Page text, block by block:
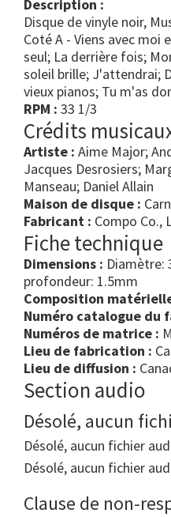
Description :
Disque de vinyle noir,
Coté A - Viens avec moi
seul; La derrière fois;
soleil brille; J'attendrai;
vieux pianos; Tu m'as
RPM : 33 1/3
Crédits
Artiste : Aime Major;
Jacques Desrosiers;
Manseau; Daniel Allain
Maison de disque :
Fabricant : Compo Co.,
Fiche technique
Dimensions : Diamètre:
profondeur: 1.5mm
Composition
Numéro catalogue du
Numéros de matrice :
Lieu de fabrication :
Lieu de diffusion :
Section audio
Désolé, aucun
Désolé, aucun fichier
Désolé, aucun fichier
Clause de non-